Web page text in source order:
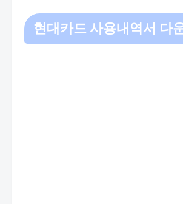
현대카드 사용내역서 다